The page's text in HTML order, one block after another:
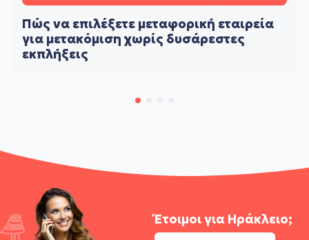
Πώς να επιλέξετε μεταφορική εταιρεία
για μετακόμιση χωρίς δυσάρεστες
εκπλήξεις
Έτοιμοι για Ηράκλειο;